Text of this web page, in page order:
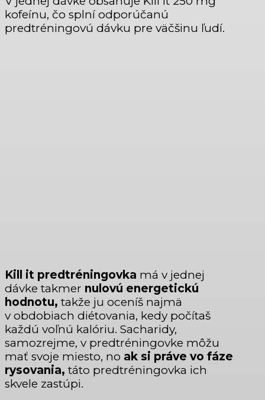
kofeínu, čo splní odporúčanú
predtréningovú dávku pre väčšinu ľudí.
Kill it predtréningovka má v jednej
dávke takmer nulovú energetickú
hodnotu, takže ju oceníš najmä
v obdobiach diétovania, kedy počítaš
každú voľnú kalóriu. Sacharidy,
samozrejme, v predtréningovke môžu
mať svoje miesto, no ak si práve vo fáze
rysovania, táto predtréningovka ich
skvele zastúpi.